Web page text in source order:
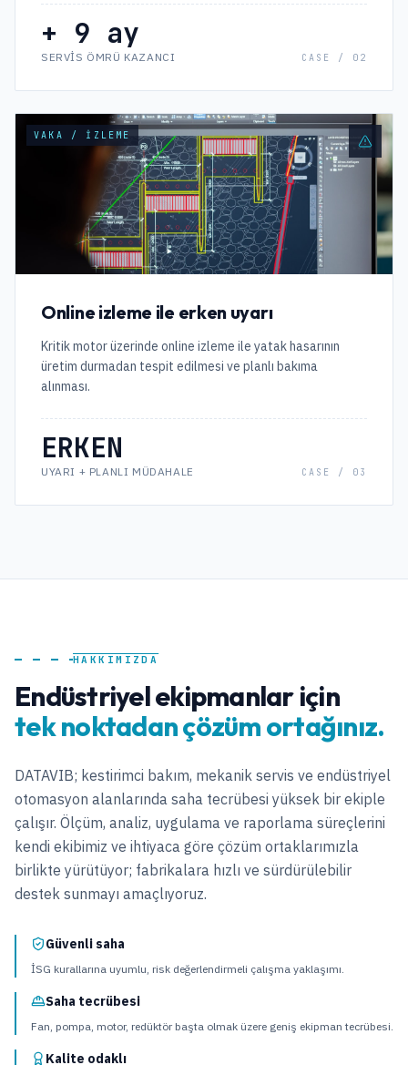
+ 9 ay
SERVIS ÖMRÜ KAZANCI CASE / 02
VAKA / İZLEME
Online izleme ile erken uyarı
Kritik motor üzerinde online izleme ile yatak hasarının
üretim durmadan tespit edilmesi ve planlı bakıma
alınması.
ERKEN
UYARI + PLANLI MÜDAHALE CASE / 03
HAKKIMIZDA
Endüstriyel ekipmanlar için
tek noktadan çözüm ortağınız.
DATAVIB; kestirimci bakım, mekanik servis ve endüstriyel
otomasyon alanlarında saha tecrübesi yüksek bir ekiple
çalışır. Ölçüm, analiz, uygulama ve raporlama süreçlerini
kendi ekibimiz ve ihtiyaca göre çözüm ortaklarımızla
birlikte yürütüyor; fabrikalara hızlı ve sürdürülebilir
destek sunmayı amaçlıyoruz.
Güvenli saha
İSG kurallarına uyumlu, risk değerlendirmeli çalışma yaklaşımı.
Saha tecrübesi
Fan, pompa, motor, redüktör başta olmak üzere geniş ekipman tecrübesi.
Kalite odaklı